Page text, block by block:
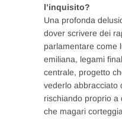
l’inquisito?
Una profonda
dover scrivere dei
parlamentare come
emiliana, legami
centrale, progetto
vederlo abbracciato
rischiando proprio a
che magari